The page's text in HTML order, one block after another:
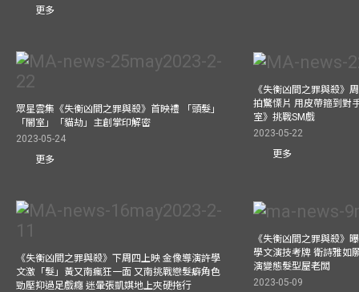
更多
眾星雲集《失衡凶間之罪與殺》首映禮 「頭髮」
「闇室」「貓劫」主創掌印解密
2023-05-24
更多
《失衡凶間之罪與殺》
拍驚慄片 用皮帶箍到對
室》挑戰SM戲
2023-05-22
更多
《失衡凶間之罪與殺》下周四上映 金像導演許學
文激「髮」黃又南瘋狂一面 又南挑戰戀髮癖角色
勁壓抑過足戲癮 迷暈張凱娸地上夾硬拖行
《失衡凶間之罪與殺》
學文演技考牌 衛詩雅如
演變態髮型屋老闆
2023-05-09